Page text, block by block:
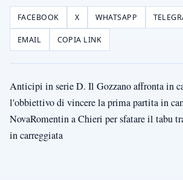
FACEBOOK X WHATSAPP
EMAIL COPIA LINK
Anticipi in serie D. Il Gozzano affronta in
l'obbiettivo di vincere la prima partita in
NovaRomentin a Chieri per sfatare il tabu
in carreggiata